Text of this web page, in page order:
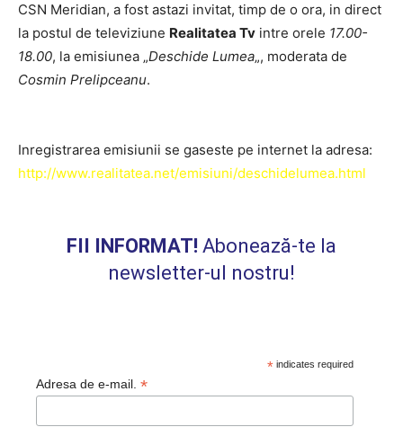
CSN Meridian, a fost astazi invitat, timp de o ora, in direct
la postul de televiziune Realitatea Tv intre orele 17.00-
18.00, la emisiunea „Deschide Lumea„, moderata de
Cosmin Prelipceanu.
Inregistrarea emisiunii se gaseste pe internet la adresa:
http://www.realitatea.net/emisiuni/deschidelumea.html
FII INFORMAT! Abonează-te la
newsletter-ul nostru!
* indicates required
Adresa de e-mail. *